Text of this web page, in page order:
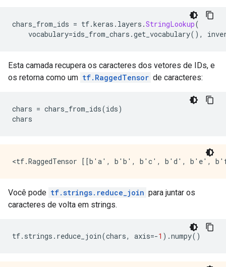
chars_from_ids = tf.keras . layers .StringLookup(
vocabulary=ids_from_chars .get_vocabulary(),
Esta camada recupera os caracteres dos vetores de IDs, e
os retorna como um tf.RaggedTensor de caracteres:
chars = chars_from_ids(ids)
chars
Você pode tf.strings.reduce_join para juntar os
caracteres de volta em strings.
tf. strings . reduce_join(chars, axis=-1 ).numpy()